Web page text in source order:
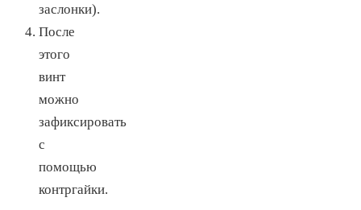
заслонки).
После
этого
винт
можно
зафиксировать
с
помощью
контргайки.